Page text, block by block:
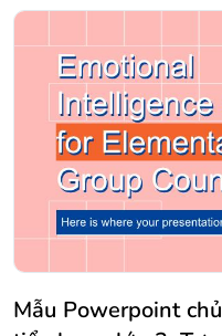
và thể hiện tình yêu của
Nhận gói dễ thương này
bạn, vì mọi thứ đều ở
Mẫu Powerpoint